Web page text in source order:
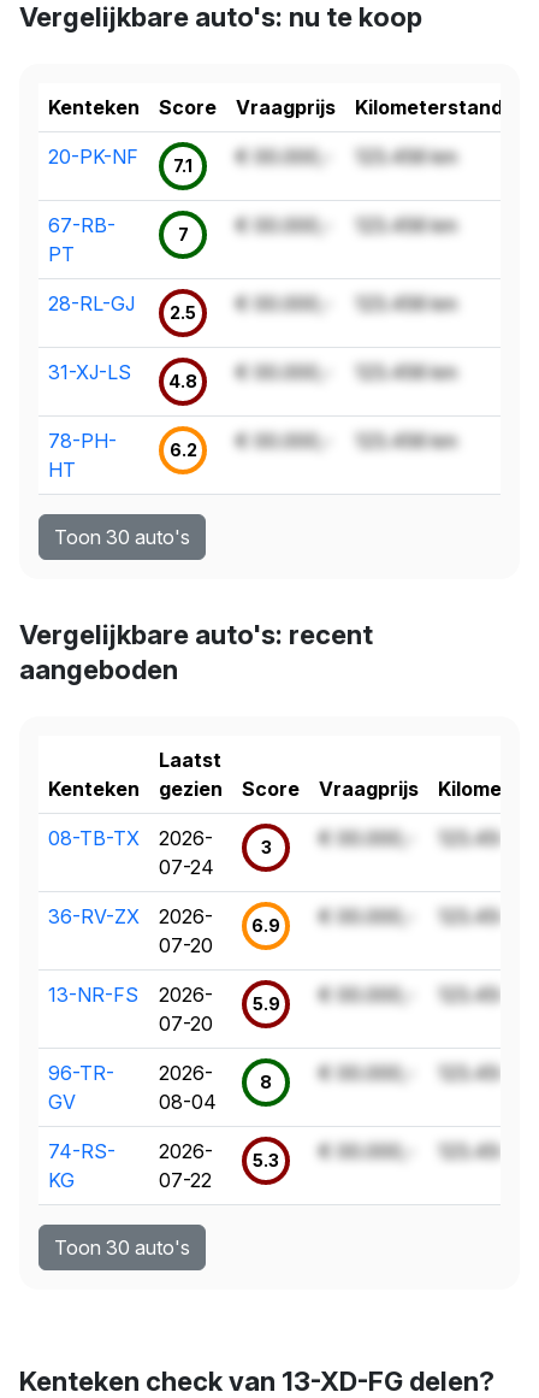
Vergelijkbare auto's: nu te koop
Kenteken Score Vraagprijs Kilometerstand
20-PK-NF 7.1 € 00.000,- 123.456 km
67-RB-
PT
7 € 00.000,- 123.456 km
28-RL-GJ 2.5 € 00.000,- 123.456 km
31-XJ-LS 4.8 € 00.000,- 123.456 km
78-PH-
HT
6.2 € 00.000,- 123.456 km
Toon 30 auto's
Vergelijkbare auto's: recent
aangeboden
Kenteken
Laatst
gezien
Score Vraagprijs
08-TB-TX
2026-
07-24
3 € 00.000,- 123.456 km
36-RV-ZX
2026-
07-20
6.9 € 00.000,- 123.456 km
13-NR-FS
2026-
07-20
5.9 € 00.000,- 123.456 km
96-TR-
GV
2026-
08-04
8 € 00.000,- 123.456 km
74-RS-
KG
2026-
07-22
5.3 € 00.000,- 123.456 km
Toon 30 auto's
Kenteken check van 13-XD-FG delen?